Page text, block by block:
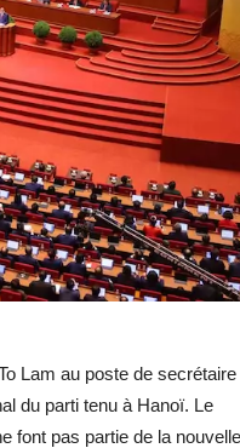
Lam au poste de secrétaire
du parti tenu à Hanoï. Le
font pas partie de la nouvelle